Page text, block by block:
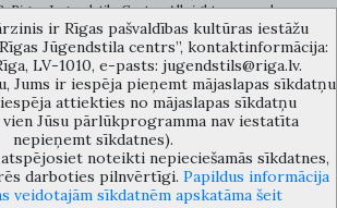
Rigas Jugendstila Centrs. All right reserved.
на новости
культурных учереждений Рижского
центр югендстиля», улица Альберта 12,
(дверной код: 12), jugendstils@riga.lv
ir Rīgas pašvaldības kultūras iestāžu
Jūgendstila centrs”, kontaktinformācija:
LV-1010, e-pasts: jugendstils@riga.lv.
Jums ir iespēja pieņemt mājaslapas sīkdatņu
attiekties no mājaslapas sīkdatņu
vien Jūsu pārlūkprogramma nav iestatīta
nepieņemt sīkdatnes).
noteikti nepieciešamās sīkdatnes,
darboties pilnvērtīgi. Papildus informācija
veidotajām sīkdatnēm apskatāma šeit